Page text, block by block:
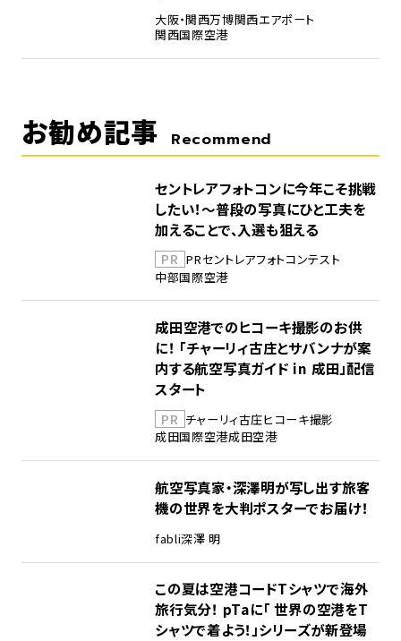
大阪・関西万博関西エアポート
関西国際空港
お勧め記事 Recommend
セントレアフォトコンに今年こそ挑戦
したい！～普段の写真にひと工夫を
加えることで、入選も狙える
PR PRセントレアフォトコンテスト
中部国際空港
成田空港でのヒコーキ撮影のお供
に！ 「チャーリィ古庄とサバンナが案
内する航空写真ガイド in 成田」配信
スタート
PR チャーリィ古庄ヒコーキ撮影
成田国際空港成田空港
航空写真家・深澤明が写し出す旅客
機の世界を大判ポスターでお届け！
fabli深澤 明
この夏は空港コードTシャツで海外
旅行気分！ pTaに「 世界の空港をT
シャツで着よう！」シリーズが新登場